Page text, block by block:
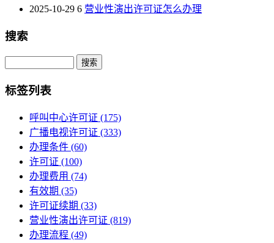
2025-10-29 6 营业性演出许可证怎么办理
搜索
Search
标签列表
呼叫中心许可证 (175)
广播电视许可证 (333)
办理条件 (60)
许可证 (100)
办理费用 (74)
有效期 (35)
许可证续期 (33)
营业性演出许可证 (819)
办理流程 (49)